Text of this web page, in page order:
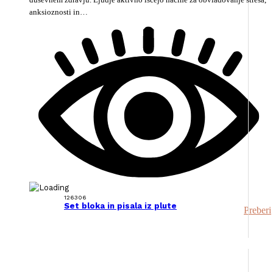
126306
Set bloka in pisala iz plute
anksioznosti in…
Preberi